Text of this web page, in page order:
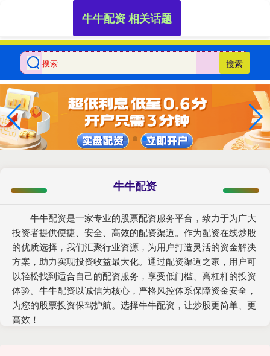
搜索
牛牛配资
牛牛配资是一家专业的股票配资服务平台，致力于为广大
投资者提供便捷、安全、高效的配资渠道。作为配资在线炒股
的优质选择，我们汇聚行业资源，为用户打造灵活的资金解决
方案，助力实现投资收益最大化。通过配资渠道之家，用户可
以轻松找到适合自己的配资服务，享受低门槛、高杠杆的投资
体验。牛牛配资以诚信为核心，严格风控体系保障资金安全，
为您的股票投资保驾护航。选择牛牛配资，让炒股更简单、更
高效！
牛牛配资 相关话题